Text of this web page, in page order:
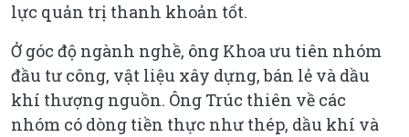
lực quản trị thanh khoản tốt.
Ở góc độ ngành nghề, ông Khoa ưu tiên nhóm
đầu tư công, vật liệu xây dựng, bán lẻ và dầu
khí thượng nguồn. Ông Trúc thiên về các
nhóm có dòng tiền thực như thép, dầu khí và